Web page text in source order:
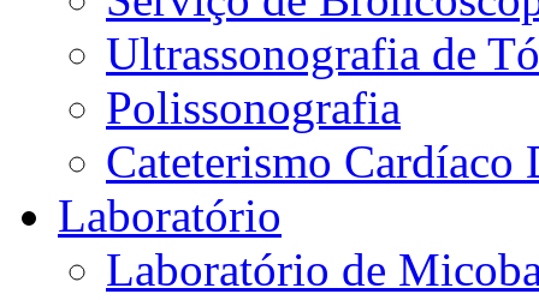
Ultrassonografia de
Polissonografia
Cateterismo Cardíaco
Laboratório
Laboratório de